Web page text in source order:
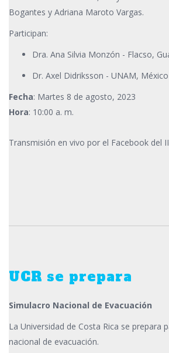
Bogantes y Adriana Maroto Vargas.
Participan:
Dra. Ana Silvia Monzón - Flacso,
Dr. Axel Didriksson - UNAM, México
Fecha: Martes 8 de agosto, 2023
Hora: 10:00 a. m.
Transmisión en vivo por el Facebook del
UCR se prepara
Simulacro Nacional de Evacuación
La Universidad de Costa Rica se prepara
nacional de evacuación.